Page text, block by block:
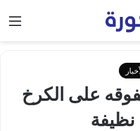
على الكرخ
نظيفة